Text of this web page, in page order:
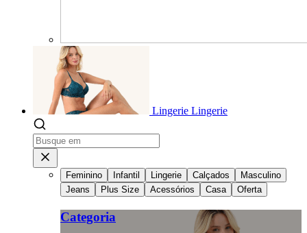
Lingerie Lingerie
Feminino Infantil Lingerie Calçados
Masculino
Jeans
Plus Size Acessórios Casa Oferta
Categoria